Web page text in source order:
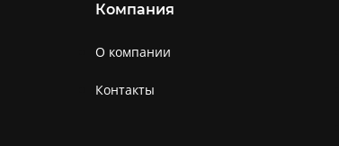
Компания
О компании
Контакты